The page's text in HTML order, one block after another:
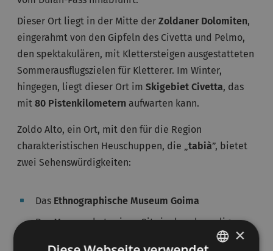
Dieser Ort liegt in der Mitte der Zoldaner Dolomiten,
eingerahmt von den Gipfeln des Civetta und Pelmo,
den spektakulären, mit Klettersteigen ausgestatteten
Sommerausflugszielen für Kletterer. Im Winter,
hingegen, liegt dieser Ort im Skigebiet Civetta, das
mit 80 Pistenkilometern aufwarten kann.
Zoldo Alto, ein Ort, mit den für die Region
charakteristischen Heuschuppen, die „tabià”, bietet
zwei Sehenswürdigkeiten:
Das Ethnographische Museum Goima
Das Museum hat seinen Sitz in der ehemaligen
Dorfschule und wurde gegründet, um den Alltag
×